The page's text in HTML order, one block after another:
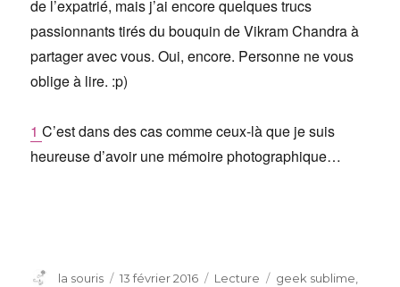
de l’expatrié, mais j’ai encore quelques trucs
passionnants tirés du bouquin de Vikram Chandra à
partager avec vous. Oui, encore. Personne ne vous
oblige à lire. :p)
1C’est dans des cas comme ceux-là que je suis
heureuse d’avoir une mémoire photographique…
Auteur
la souris
Publié
13 février 2016 Catégories
Lecture Étiquettes
geek sublime